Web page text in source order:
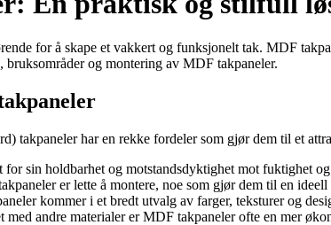
for å skape et vakkert og funksjonelt tak. MDF
og montering av MDF takpaneler.
takpaneler har en rekke fordeler som gjør dem til et
sin holdbarhet og motstandsdyktighet mot fuktighet
er lette å montere, noe som gjør dem til en
kommer i et bredt utvalg av farger, teksturer og
med andre materialer er MDF takpaneler ofte en mer